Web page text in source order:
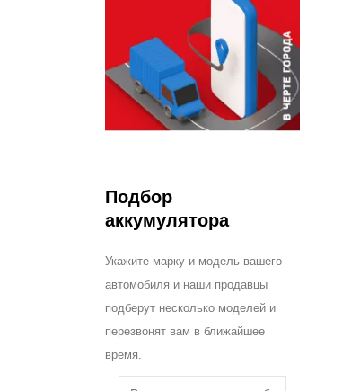
Подбор
аккумулятора
Укажите марку и модель вашего
автомобиля и наши продавцы
подберут несколько моделей и
перезвонят вам в ближайшее
время.